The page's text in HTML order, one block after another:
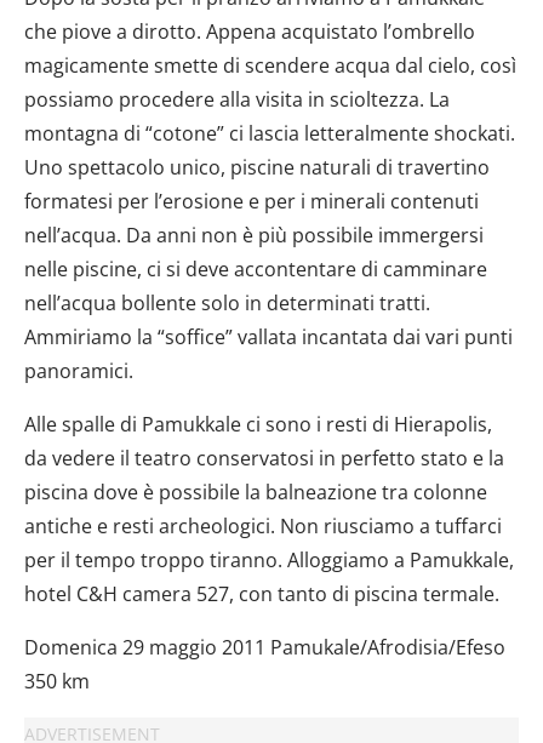
che piove a dirotto. Appena acquistato l’ombrello
magicamente smette di scendere acqua dal cielo, così
possiamo procedere alla visita in scioltezza. La
montagna di “cotone” ci lascia letteralmente shockati.
Uno spettacolo unico, piscine naturali di travertino
formatesi per l’erosione e per i minerali contenuti
nell’acqua. Da anni non è più possibile immergersi
nelle piscine, ci si deve accontentare di camminare
nell’acqua bollente solo in determinati tratti.
Ammiriamo la “soffice” vallata incantata dai vari punti
panoramici.
Alle spalle di Pamukkale ci sono i resti di Hierapolis,
da vedere il teatro conservatosi in perfetto stato e la
piscina dove è possibile la balneazione tra colonne
antiche e resti archeologici. Non riusciamo a tuffarci
per il tempo troppo tiranno. Alloggiamo a Pamukkale,
hotel C&H camera 527, con tanto di piscina termale.
Domenica 29 maggio 2011 Pamukale/Afrodisia/Efeso
350 km